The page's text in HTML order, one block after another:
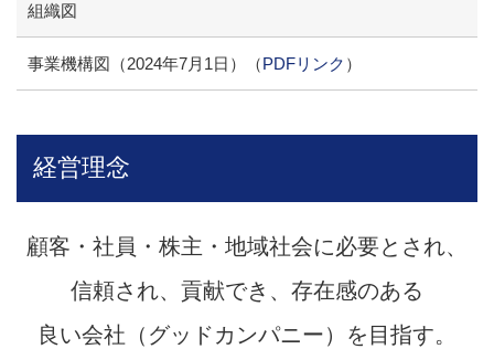
組織図
事業機構図（2024年7月1日）（PDFリンク ）
経営理念
顧客・社員・株主・地域社会に必要とされ、
信頼され、貢献でき、存在感のある
良い会社（グッドカンパニー）を目指す。